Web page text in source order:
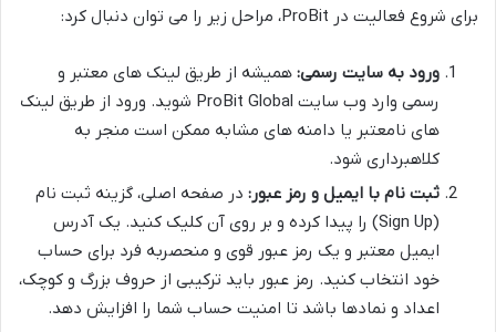
برای شروع فعالیت در ProBit، مراحل زیر را می توان دنبال کرد:
ورود به سایت رسمی: همیشه از طریق لینک های معتبر و
رسمی وارد وب سایت ProBit Global شوید. ورود از طریق لینک
های نامعتبر یا دامنه های مشابه ممکن است منجر به
کلاهبرداری شود.
ثبت نام با ایمیل و رمز عبور: در صفحه اصلی، گزینه ثبت نام
(Sign Up) را پیدا کرده و بر روی آن کلیک کنید. یک آدرس
ایمیل معتبر و یک رمز عبور قوی و منحصربه فرد برای حساب
خود انتخاب کنید. رمز عبور باید ترکیبی از حروف بزرگ و کوچک،
اعداد و نمادها باشد تا امنیت حساب شما را افزایش دهد.